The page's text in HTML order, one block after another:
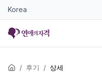
Korea
/ 후기 / 상세